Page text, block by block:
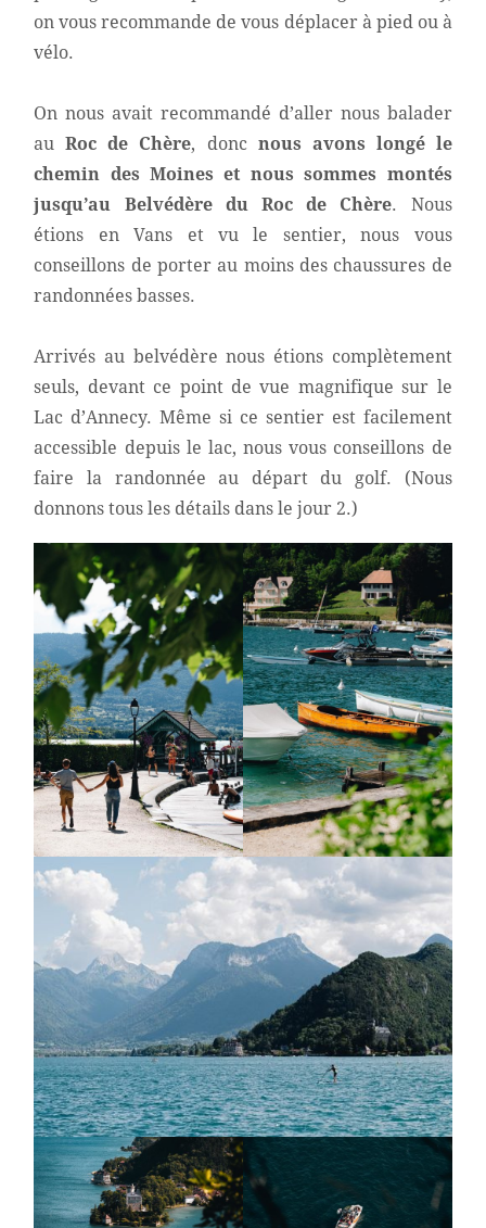
on vous recommande de vous déplacer à pied ou à
vélo.
On nous avait recommandé d’aller nous balader
auRoc de Chère, donc nous avons longé le
chemin des Moines et nous sommes montés
jusqu’au Belvédère du Roc de Chère. Nous
étions en Vans et vu le sentier, nous vous
conseillons de porter au moins des chaussures de
randonnées basses.
Arrivés au belvédère nous étions complètement
seuls, devant ce point de vue magnifique sur le
Lac d’Annecy. Même si ce sentier est facilement
accessible depuis le lac, nous vous conseillons de
faire la randonnée au départ du golf. (Nous
donnons tous les détails dans le jour 2.)